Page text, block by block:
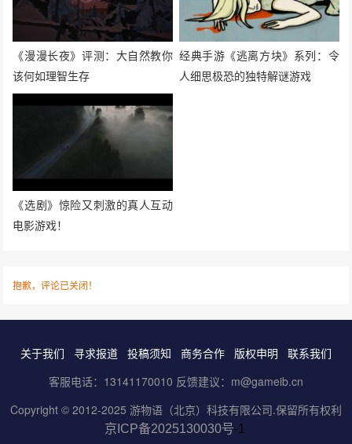
《漫漫长夜》评测：大自然教你
该何如理智生存
经典手游《逃离方块》系列：令
人细思极恐的独特解谜游戏
《选剧》惊险又刺激的真人互动
电影游戏！
抱歉，评论已关闭！
关于我们 寻求报道 投稿须知 商务合作 版权申明
联系我们
客服电话：13141170010 反馈建议：m@gameib.cn
Copyright © 2012-2025 游物语（北京）科技有限公司.保留所有权利
京ICP备2025130030号-1